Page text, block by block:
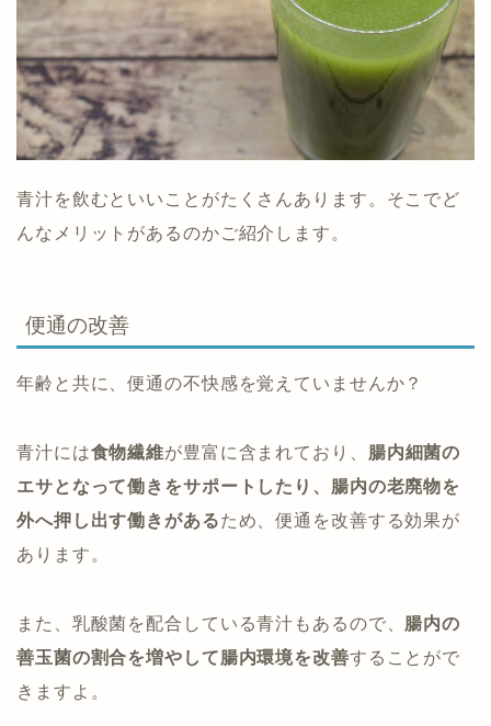
青汁を飲むといいことがたくさんあります。そこでど
んなメリットがあるのかご紹介します。
便通の改善
年齢と共に、便通の不快感を覚えていませんか？
青汁には食物繊維が豊富に含まれており、 腸内細菌の
エサとなって働きをサポートしたり、腸内の老廃物を
外へ押し出す働きがあるため、便通を改善する効果が
あります。
また、乳酸菌を配合している青汁もあるので、 腸内の
善玉菌の割合を増やして腸内環境を改善することがで
きますよ。